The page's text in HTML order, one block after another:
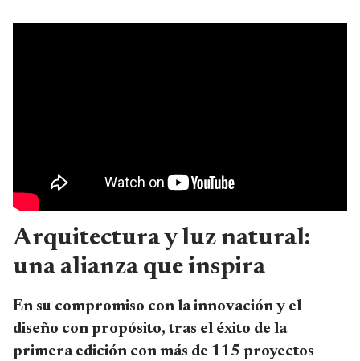
Arquitectura y luz natural:
una alianza que inspira
En su compromiso con la innovación y el
diseño con propósito, tras el éxito de la
primera edición con más de 115 proyectos